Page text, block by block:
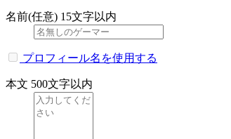
名前(任意) 15文字以内
プロフィール名を使用する
本文 500文字以内